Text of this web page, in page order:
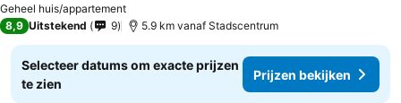
Geheel huis/appartement
8,9 Uitstekend 9 5.9 km vanaf Stadscentrum
Selecteer datums om exacte prijzen
te zien
Prijzen bekijken